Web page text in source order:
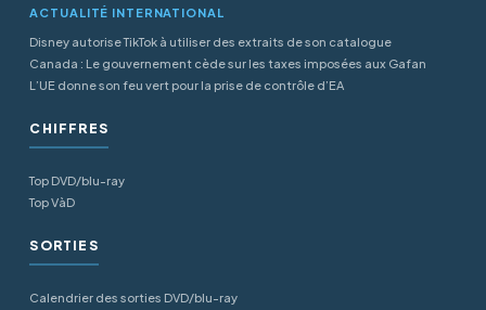
ACTUALITÉ INTERNATIONAL
Disney autorise TikTok à utiliser des extraits de son catalogue
Canada : Le gouvernement cède sur les taxes imposées aux Gafan
L’UE donne son feu vert pour la prise de contrôle d’EA
CHIFFRES
Top DVD/blu-ray
Top VàD
SORTIES
Calendrier des sorties DVD/blu-ray